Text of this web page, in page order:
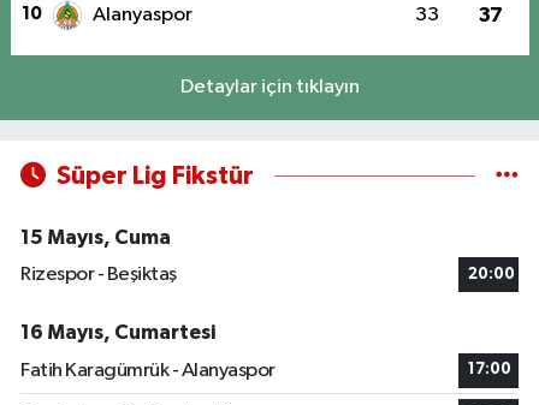
10 Alanyaspor 33 37
Detaylar için tıklayın
Süper Lig Fikstür
15 Mayıs, Cuma
Rizespor - Beşiktaş
20:00
16 Mayıs, Cumartesi
Fatih Karagümrük - Alanyaspor
17:00